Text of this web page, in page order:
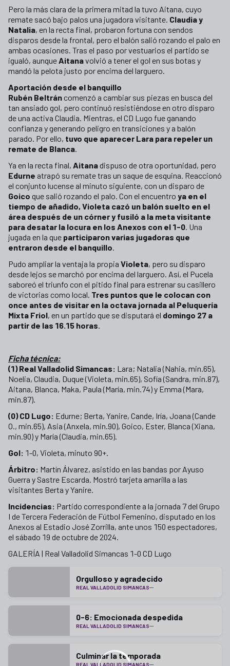
Pero la más clara de la primera mitad la tuvo Aitana, cuyo
remate sacó bajo palos una jugadora visitante. Claudia y
Natalia, en la recta final, probaron fortuna con sendos
disparos desde la frontal, pero el balón salió rozando el palo en
ambas ocasiones. Tras el paso por vestuarios el partido se
igualó, aunqueAitanavolvió a tener el gol en sus botas y
mandó la pelota justo por encima del larguero.
Aportación desde el banquillo
Rubén Beltráncomenzó a cambiar sus piezas en busca del
tan ansiado gol, pero continuó resistiéndose en otro disparo
de una activa Claudia. Mientras, el CD Lugo fue ganando
confianza y generando peligro en transiciones y a balón
parado. Por ello, tuvo que aparecer Lara para repeler un
remate de Blanca.
Ya en la recta final, Aitanadispuso de otra oportunidad, pero
Edurne atrapó su remate tras un saque de esquina. Reaccionó
el conjunto lucense al minuto siguiente, con un disparo de
Goico que salió rozando el palo. Con el encuentro ya en el
tiempo de añadido, Violeta cazó un balón suelto en el
área después de un córner y fusiló a la meta visitante
para desatar la locura en los Anexos con el 1-0. Una
jugada en la que participaron varias jugadoras que
entraron desde el banquillo.
Pudo ampliar la ventaja la propia Violeta, pero su disparo
desde lejos se marchó por encima del larguero. Así, el Pucela
saboreó el triunfo con el pitido final para estrenar su casillero
de victorias como local. Tres puntos que le colocan con
once antes de visitar en la octava jornada al Peluquería
Mixta Friol, en un partido que se disputará el domingo 27 a
partir de las 16.15 horas.
Ficha técnica:
(1) Real Valladolid Simancas: Lara; Natalia (Nahia, min.65),
Noelia, Claudia, Duque (Violeta, min.65), Sofía (Sandra, min.87),
Aitana, Blanca, Maka, Paula (María, min.74) y Emma (Mara,
min.87).
(0) CD Lugo: Edurne; Berta, Yanire, Cande, Iría, Joana (Cande
O., min.65), Asia (Anxela, min.90), Goico, Ester, Blanca (Xiana,
min.90) y María (Claudia, min.65).
Gol: 1-0, Violeta, minuto 90+.
Árbitro: Martín Álvarez, asistido en las bandas por Ayuso
Guerra y Sastre Escarda. Mostró tarjeta amarilla a las
visitantes Berta y Yanire.
Incidencias: Partido correspondiente a la jornada 7 del Grupo
I de Tercera Federación de Fútbol Femenino, disputado en los
Anexos al Estadio José Zorrilla, ante unos 150 espectadores,
el sábado 19 de octubre de 2024.
GALERÍA | Real Valladolid Simancas 1-0 CD Lugo
Orgulloso y agradecido
REAL VALLADOLID SIMANCAS
0-6: Emocionada despedida
REAL VALLADOLID SIMANCAS
Culminar la temporada
REAL VALLADOLID SIMANCAS